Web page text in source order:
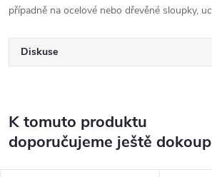
případně na ocelové nebo dřevěné sloupky,
Diskuse
K tomuto produktu
doporučujeme ještě